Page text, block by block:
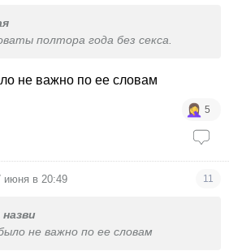
полтора года без секса.
не важно по ее словам
5
июня в 20:49 11
назви
не важно по ее словам